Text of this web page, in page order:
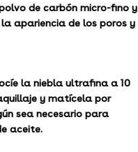
de carbón micro-fino y
apariencia de los poros y
la niebla ultrafina a 10
y matícela por
sea necesario para
aceite.